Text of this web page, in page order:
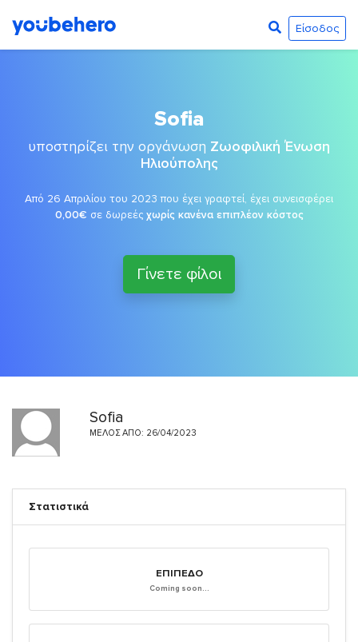
Είσοδος
Sofia
υποστηρίζει την οργάνωση Ζωοφιλική Ένωση
Ηλιούπολης
Από 26 Απριλίου του 2023 που έχει γραφτεί, έχει συνεισφέρει
0,00€ σε δωρεές χωρίς κανένα επιπλέον κόστος
Γίνετε φίλοι
Sofia
ΜΈΛΟΣ ΑΠΌ: 26/04/2023
Στατιστικά
ΕΠΊΠΕΔΟ
Coming soon...